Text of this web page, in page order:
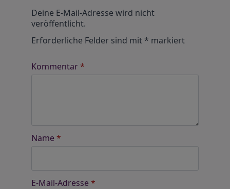
Deine E-Mail-Adresse wird nicht
veröffentlicht.
Erforderliche Felder sind mit* markiert
Kommentar*
Name *
E-Mail-Adresse *